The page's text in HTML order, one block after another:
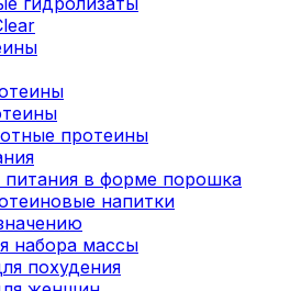
протеины
питания в форме порошка
напитки
набора массы
похудения